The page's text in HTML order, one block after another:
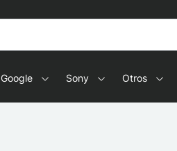
Google Sony Otros